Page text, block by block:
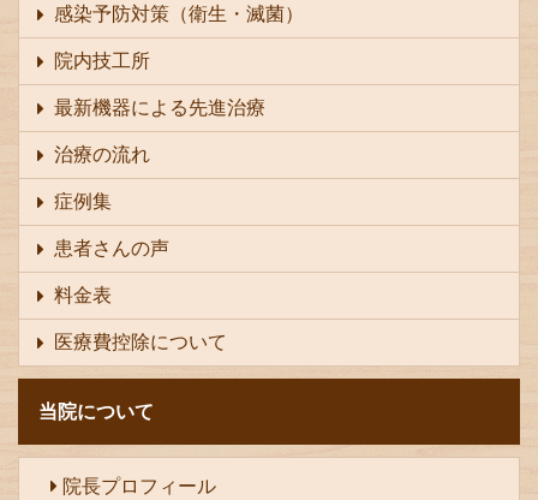
感染予防対策（衛生・滅菌）
院内技工所
最新機器による先進治療
治療の流れ
症例集
患者さんの声
料金表
医療費控除について
当院について
院長プロフィール